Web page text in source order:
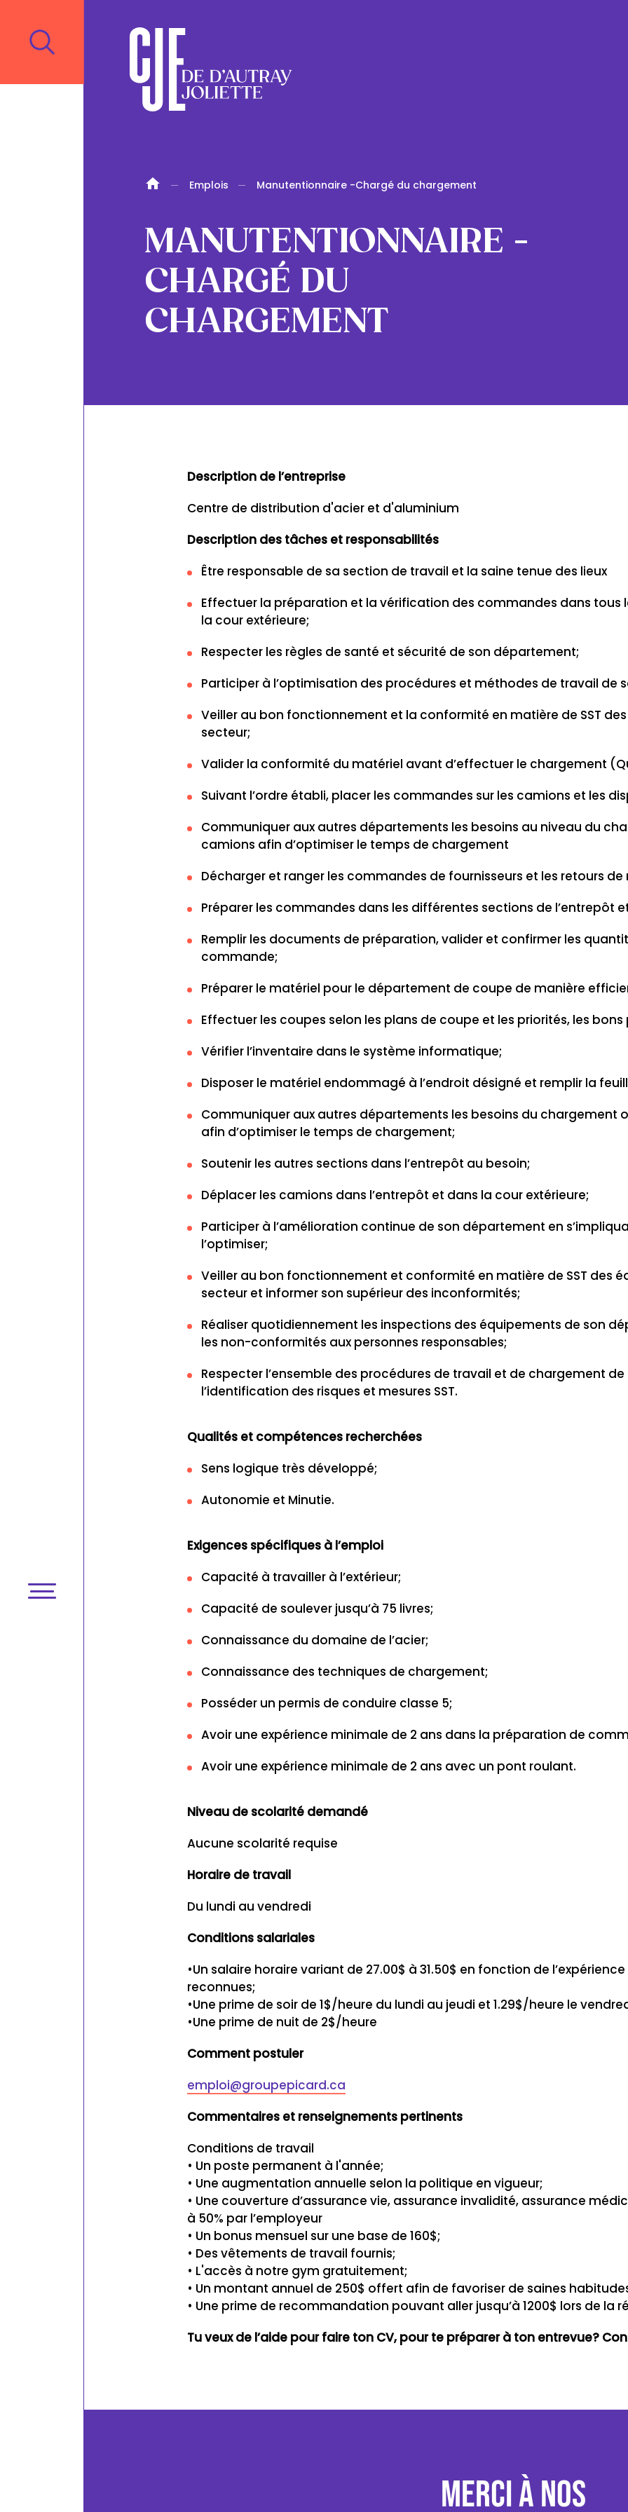
Emplois Manutentionnaire -Chargé du chargement
MANUTENTIONNAIRE -
CHARGÉ DU
CHARGEMENT
Description de l’entreprise
Centre de distribution d'acier et d'aluminium
Description des tâches et responsabilités
Être responsable de sa section de travail et la saine tenue des lieux
Effectuer la préparation et la vérification des commandes dans tous
la cour extérieure;
Respecter les règles de santé et sécurité de son département;
Participer à l’optimisation des procédures et méthodes de travail de
Veiller au bon fonctionnement et la conformité en matière de SST
secteur;
Valider la conformité du matériel avant d’effectuer le chargement
Suivant l’ordre établi, placer les commandes sur les camions et les
Communiquer aux autres départements les besoins au niveau du
camions afin d’optimiser le temps de chargement
Décharger et ranger les commandes de fournisseurs et les retours de
Préparer les commandes dans les différentes sections de l’entrepôt
Remplir les documents de préparation, valider et confirmer les
commande;
Préparer le matériel pour le département de coupe de manière
Effectuer les coupes selon les plans de coupe et les priorités, les
Vérifier l’inventaire dans le système informatique;
Disposer le matériel endommagé à l’endroit désigné et remplir la
Communiquer aux autres départements les besoins du chargement
afin d’optimiser le temps de chargement;
Soutenir les autres sections dans l’entrepôt au besoin;
Déplacer les camions dans l’entrepôt et dans la cour extérieure;
Participer à l’amélioration continue de son département en
l’optimiser;
Veiller au bon fonctionnement et conformité en matière de SST des
secteur et informer son supérieur des inconformités;
Réaliser quotidiennement les inspections des équipements de son
les non-conformités aux personnes responsables;
Respecter l’ensemble des procédures de travail et de chargement
l’identification des risques et mesures SST.
Qualités et compétences recherchées
Sens logique très développé;
Autonomie et Minutie.
Exigences spécifiques à l’emploi
Capacité à travailler à l’extérieur;
Capacité de soulever jusqu’à 75 livres;
Connaissance du domaine de l’acier;
Connaissance des techniques de chargement;
Posséder un permis de conduire classe 5;
Avoir une expérience minimale de 2 ans dans la préparation de
Avoir une expérience minimale de 2 ans avec un pont roulant.
Niveau de scolarité demandé
Aucune scolarité requise
Horaire de travail
Du lundi au vendredi
Conditions salariales
•Un salaire horaire variant de 27.00$ à 31.50$ en fonction de
reconnues;
•Une prime de soir de 1$/heure du lundi au jeudi et 1.29$/heure le
•Une prime de nuit de 2$/heure
Comment postuler
emploi@groupepicard.ca
Commentaires et renseignements pertinents
Conditions de travail
• Un poste permanent à l'année;
• Une augmentation annuelle selon la politique en vigueur;
• Une couverture d’assurance vie, assurance invalidité, assurance
à 50% par l’employeur
• Un bonus mensuel sur une base de 160$;
• Des vêtements de travail fournis;
• L'accès à notre gym gratuitement;
• Un montant annuel de 250$ offert afin de favoriser de saines
• Une prime de recommandation pouvant aller jusqu’à 1200$ lors de la
Tu veux de l’aide pour faire ton CV, pour te préparer à ton entrevue?
MERCI À NOS